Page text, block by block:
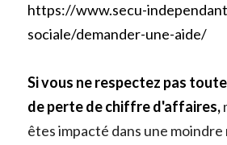
https://www.secu-
sociale/demander-une-aide/
Si vous ne respectez pas
de perte de chiffre d'affaires,
êtes impacté dans une moindre